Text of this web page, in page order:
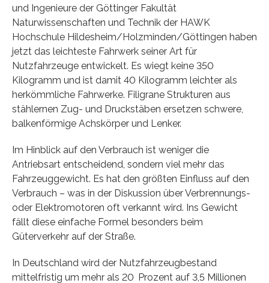
und Ingenieure der Göttinger Fakultät
Naturwissenschaften und Technik der HAWK
Hochschule Hildesheim/Holzminden/Göttingen haben
jetzt das leichteste Fahrwerk seiner Art für
Nutzfahrzeuge entwickelt. Es wiegt keine 350
Kilogramm und ist damit 40 Kilogramm leichter als
herkömmliche Fahrwerke. Filigrane Strukturen aus
stählernen Zug- und Druckstäben ersetzen schwere,
balkenförmige Achskörper und Lenker.
Im Hinblick auf den Verbrauch ist weniger die
Antriebsart entscheidend, sondern viel mehr das
Fahrzeuggewicht. Es hat den größten Einfluss auf den
Verbrauch – was in der Diskussion über Verbrennungs-
oder Elektromotoren oft verkannt wird. Ins Gewicht
fällt diese einfache Formel besonders beim
Güterverkehr auf der Straße.
In Deutschland wird der Nutzfahrzeugbestand
mittelfristig um mehr als 20 Prozent auf 3,5 Millionen